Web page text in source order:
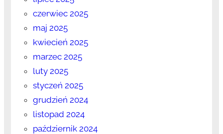
czerwiec 2025
maj 2025
kwiecień 2025
marzec 2025
luty 2025
styczeń 2025
grudzień 2024
listopad 2024
październik 2024